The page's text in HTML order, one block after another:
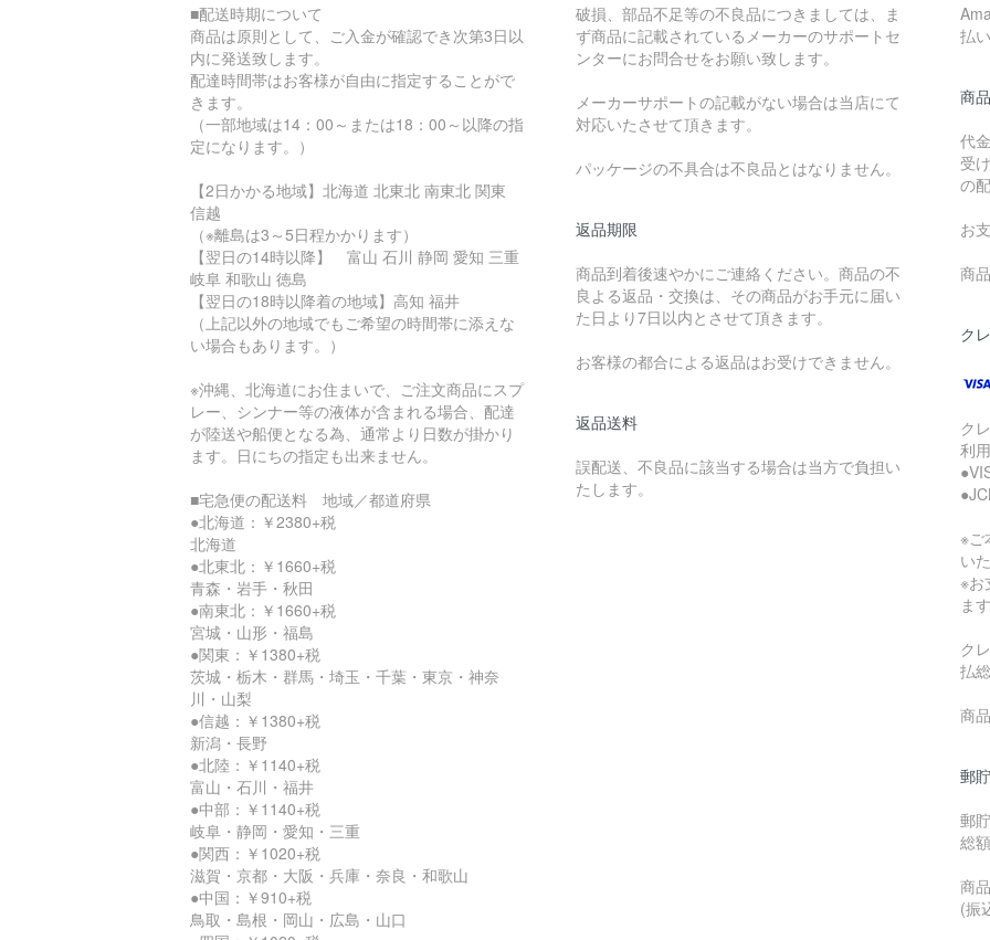
■配送時期について
商品は原則として、ご入金が確認でき次第3日以
内に発送致します。
配達時間帯はお客様が自由に指定することがで
きます。
（一部地域は14：00～または18：00～以降の指
定になります。）
【2日かかる地域】北海道 北東北 南東北 関東
信越
（※離島は3～5日程かかります）
【翌日の14時以降】 富山 石川 静岡 愛知 三重
岐阜 和歌山 徳島
【翌日の18時以降着の地域】高知 福井
（上記以外の地域でもご希望の時間帯に添えな
い場合もあります。）
※沖縄、北海道にお住まいで、ご注文商品にスプ
レー、シンナー等の液体が含まれる場合、配達
が陸送や船便となる為、通常より日数が掛かり
ます。日にちの指定も出来ません。
■宅急便の配送料 地域／都道府県
●北海道：￥2380+税
北海道
●北東北：￥1660+税
青森・岩手・秋田
●南東北：￥1660+税
宮城・山形・福島
●関東：￥1380+税
茨城・栃木・群馬・埼玉・千葉・東京・神奈
川・山梨
●信越：￥1380+税
新潟・長野
●北陸：￥1140+税
富山・石川・福井
●中部：￥1140+税
岐阜・静岡・愛知・三重
●関西：￥1020+税
滋賀・京都・大阪・兵庫・奈良・和歌山
●中国：￥910+税
鳥取・島根・岡山・広島・山口
破損、部品不足等の不良品につきましては、ま
ず商品に記載されているメーカーのサポートセ
ンターにお問合せをお願い致します。
メーカーサポートの記載がない場合は当店にて
対応いたさせて頂きます。
パッケージの不具合は不良品とはなりません。
返品期限
商品到着後速やかにご連絡ください。商品の不
良よる返品・交換は、その商品がお手元に届い
た日より7日以内とさせて頂きます。
お客様の都合による返品はお受けできません。
返品送料
誤配送、不良品に該当する場合は当方で負担い
たします。
払
商
代
受
の
お
商
ク
ク
利
※ご
い
※お
ます
ク
払
商
郵
郵
総
商
(振